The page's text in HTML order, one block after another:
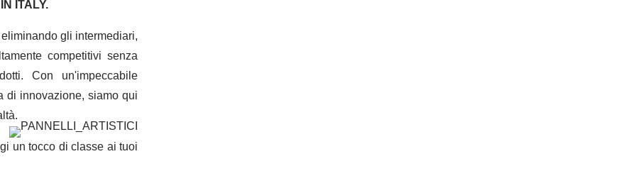
ITALY.
gli intermediari,
competitivi senza
Con un'impeccabile
di innovazione, siamo qui
un tocco di classe ai tuoi